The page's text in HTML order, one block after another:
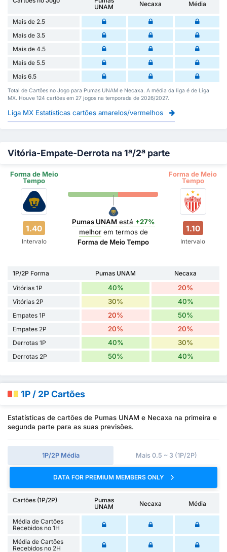
UNAM
Necaxa Média
Mais de 2.5
Mais de 3.5
Mais de 4.5
Mais de 5.5
Mais 6.5
Total de Cartões no Jogo para Pumas UNAM e Necaxa. A média da liga é de Liga
MX. Houve 124 cartões em 27 jogos na temporada de 2026/2027.
Liga MX Estatísticas cartões amarelos/vermelhos
Vitória-Empate-Derrota na 1ª/2ª parte
Forma de Meio
Tempo
Forma de Meio
Tempo
1.40
Intervalo
Pumas UNAMestá +27%
melhorem termos de
Forma de Meio Tempo
1.10
Intervalo
1P/2P Forma Pumas UNAM
Necaxa
Vitórias 1P
40% 20%
Vitórias 2P 30% 40%
Empates 1P 20% 50%
Empates 2P 20% 20%
Derrotas 1P 40% 30%
Derrotas 2P 50% 40%
1P / 2P Cartões
Estatísticas de cartões de Pumas UNAM e Necaxa na primeira e
segunda parte para as suas previsões.
1P/2P Média Mais 0.5 ~ 3 (1P/2P)
DATA FOR PREMIUM MEMBERS ONLY
Cartões (1P/2P)
Pumas
UNAM
Necaxa Média
Média de Cartões
Recebidos no 1H
Média de Cartões
Recebidos no 2H